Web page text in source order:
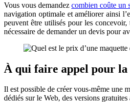
Vous vous demandez combien coûte un
navigation optimale et améliorer ainsi
peuvent être utilisés pour les
nécessaire de demander un devis pour
À qui faire appel pour la
Il est possible de créer vous-même une
dédiés sur le Web, des versions